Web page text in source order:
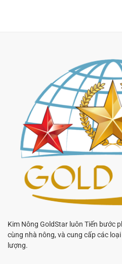
Kim Nông GoldStar luôn Tiến bước
cùng nhà nông, và cung cấp các
lượng.